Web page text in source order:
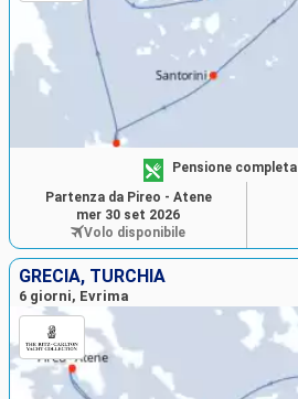
Pensione completa
Partenza da Pireo - Atene
mer 30 set 2026
Volo disponibile
GRECIA, TURCHIA
6 giorni, Evrima